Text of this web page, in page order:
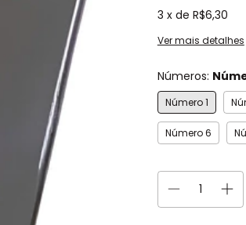
3 x de R$6,30
Ver mais detalhes
Números:
Número 1
Número 6